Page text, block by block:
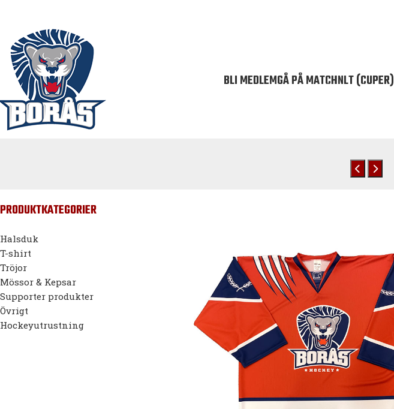
BLI MEDLEMGÅ PÅ MATCHNLT (CUPER)
PRODUKTKATEGORIER
Halsduk
T-shirt
Tröjor
Mössor & Kepsar
Supporter produkter
Övrigt
Hockeyutrustning